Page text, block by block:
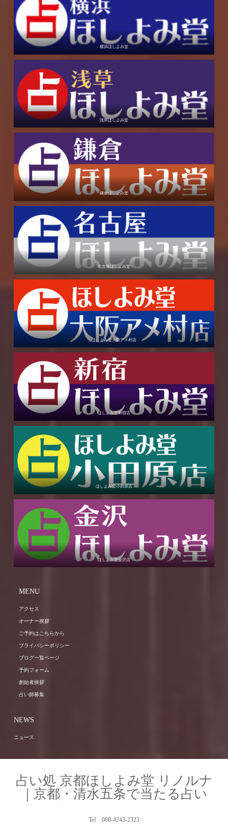
横浜ほしよみ堂
浅草ほしよみ堂
鎌倉ほしよみ堂
名古屋ほしよみ堂
ほしよみ堂大阪アメ村店
ほしよみ堂新宿店
ほしよみ堂小田原店
ほしよみ堂金沢店
MENU
アクセス
オーナー挨拶
ご予約はこちらから
プライバシーポリシー
ブログ一覧ページ
予約フォーム
創始者挨拶
占い師募集
NEWS
ニュース
占い処 京都ほしよみ堂 リノルナ
｜京都・清水五条で当たる占い
Tel 080-4243-2323